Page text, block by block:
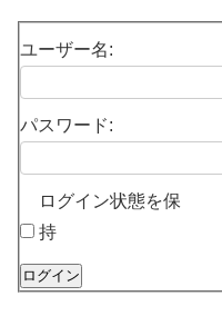
ユーザー名:
パスワード:
ログイン状態を保
持
ログイン